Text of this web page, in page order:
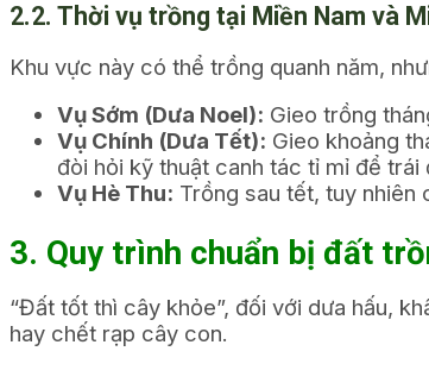
2.2. Thời vụ trồng tại Miền Nam và
Khu vực này có thể trồng quanh năm,
Vụ Sớm (Dưa Noel): Gieo trồng
Vụ Chính (Dưa Tết): Gieo khoảng
đòi hỏi kỹ thuật canh tác tỉ mỉ để
Vụ Hè Thu: Trồng sau tết, tuy nhiên
3. Quy trình chuẩn bị đất
“Đất tốt thì cây khỏe”, đối với dưa hấu,
hay chết rạp cây con.